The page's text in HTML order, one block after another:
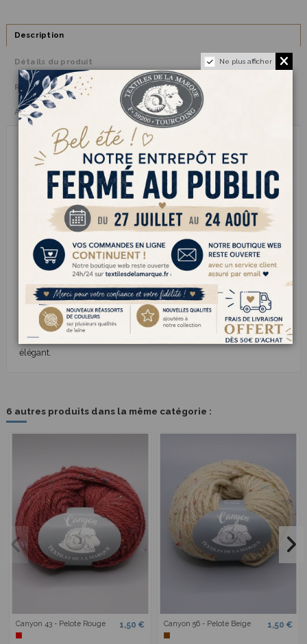
Description
Détails du produit
Reviews(0)
Avis clients
Avec son aspect légèrement tweedé et son toucher souple et
agréable,
CANYONapporte immédiatement du relief et du caractère
aux créations tricotées. Son mélange équilibré d’acrylique et de
laine assure chaleur, confort et facilité d’entretien, tandis que la
touche de viscose illumine subtilement le fil avec de petits éclats
délicats.
Grâce à son épaisseur confortable et à son métrage de
50 g
, CANYON se tricote facilement en aiguilles n°5pour des
ouvrages rapides à réaliser et agréables à porter au quotidien.
Parfait pour les pulls chaleureux, les gilets douillets, les écharpes
texturées ou les accessoires d’inspiration naturelle, ce fil tweedé
séduit par son style authentique et intemporel.
CANYON, c’est le plaisir d’un tricot plein de relief, chaleureux et
élégant.
6 autres produits dans la même catégorie :
Canyon 43 - Pelote Rouge 1,50 € Canyon 56 - Pelote Beige 1,50 €
Ne plus afficher